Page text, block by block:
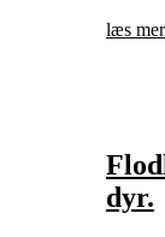
læs
dyr.